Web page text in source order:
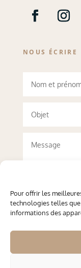
Pour offrir les
technologies telles
informations des
NOUS ÉCRIRE